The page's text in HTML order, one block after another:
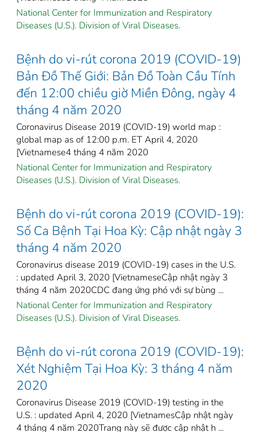
National Center for Immunization and Respiratory
Diseases (U.S.). Division of Viral Diseases.
Bệnh do vi-rút corona 2019 (COVID-19)
Bản Đồ Thế Giới: Bản Đồ Toàn Cầu Tính
đến 12:00 chiều giờ Miền Đông, ngày 4
tháng 4 năm 2020
Coronavirus Disease 2019 (COVID-19) world map :
global map as of 12:00 p.m. ET April 4, 2020
[Vietnamese4 tháng 4 năm 2020
National Center for Immunization and Respiratory
Diseases (U.S.). Division of Viral Diseases.
Bệnh do vi-rút corona 2019 (COVID-19):
Số Ca Bệnh Tại Hoa Kỳ: Cập nhật ngày 3
tháng 4 năm 2020
Coronavirus disease 2019 (COVID-19) cases in the U.S.
: updated April 3, 2020 [VietnameseCập nhật ngày 3
tháng 4 năm 2020CDC đang ứng phó với sự bùng ...
National Center for Immunization and Respiratory
Diseases (U.S.). Division of Viral Diseases.
Bệnh do vi-rút corona 2019 (COVID-19):
Xét Nghiệm Tại Hoa Kỳ: 3 tháng 4 năm
2020
Coronavirus Disease 2019 (COVID-19) testing in the
U.S. : updated April 4, 2020 [VietnamesCập nhật ngày
4 tháng 4 năm 2020Trang này sẽ được cập nhật h ...